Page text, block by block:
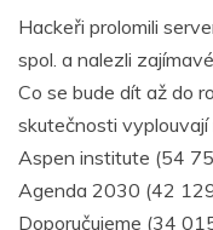
Hackeři prolomili
spol. a nalezli
Co se bude dít až do
skutečnosti vyplouvají
Aspen institute (54
Agenda 2030 (42
Doporučujeme (34